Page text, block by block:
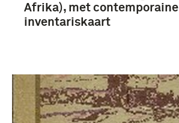
Afrika), met contemporaine
inventariskaart